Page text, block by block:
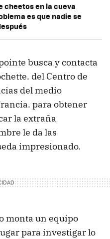
cheetos en la cueva
es que nadie se
busca y contacta
del Centro de
del medio
para obtener
la extraña
le da las
impresionado.
monta un equipo
para investigar lo